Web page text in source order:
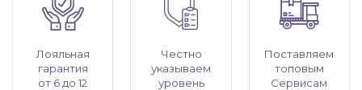
Лояльная
гарантия
от 6 до 12
Честно
указываем
уровень
Поставляем
топовым
Сервисам